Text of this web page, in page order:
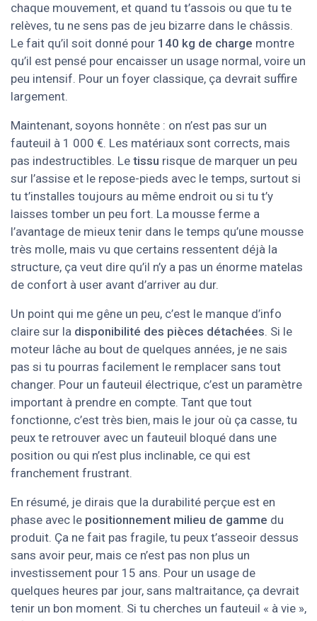
chaque mouvement, et quand tu t’assois ou que tu te
relèves, tu ne sens pas de jeu bizarre dans le châssis.
Le fait qu’il soit donné pour 140 kg de charge montre
qu’il est pensé pour encaisser un usage normal, voire un
peu intensif. Pour un foyer classique, ça devrait suffire
largement.
Maintenant, soyons honnête : on n’est pas sur un
fauteuil à 1 000 €. Les matériaux sont corrects, mais
pas indestructibles. Le tissu risque de marquer un peu
sur l’assise et le repose-pieds avec le temps, surtout si
tu t’installes toujours au même endroit ou si tu t’y
laisses tomber un peu fort. La mousse ferme a
l’avantage de mieux tenir dans le temps qu’une mousse
très molle, mais vu que certains ressentent déjà la
structure, ça veut dire qu’il n’y a pas un énorme matelas
de confort à user avant d’arriver au dur.
Un point qui me gêne un peu, c’est le manque d’info
claire sur la disponibilité des pièces détachées. Si le
moteur lâche au bout de quelques années, je ne sais
pas si tu pourras facilement le remplacer sans tout
changer. Pour un fauteuil électrique, c’est un paramètre
important à prendre en compte. Tant que tout
fonctionne, c’est très bien, mais le jour où ça casse, tu
peux te retrouver avec un fauteuil bloqué dans une
position ou qui n’est plus inclinable, ce qui est
franchement frustrant.
En résumé, je dirais que la durabilité perçue est en
phase avec le positionnement milieu de gamme du
produit. Ça ne fait pas fragile, tu peux t’asseoir dessus
sans avoir peur, mais ce n’est pas non plus un
investissement pour 15 ans. Pour un usage de
quelques heures par jour, sans maltraitance, ça devrait
tenir un bon moment. Si tu cherches un fauteuil « à vie »,